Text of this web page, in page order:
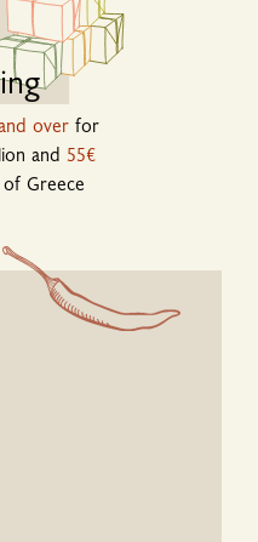
over for
and 55€
Greece